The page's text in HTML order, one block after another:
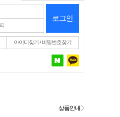
로그인
아이디찾기/비밀번호찾기
상품안내